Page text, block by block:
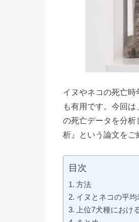
イヌやネコの死亡
も有用です。今回
の死亡データを分析
析』という論文をご
目次
方法
イヌとネコの平
上位7犬種におけ